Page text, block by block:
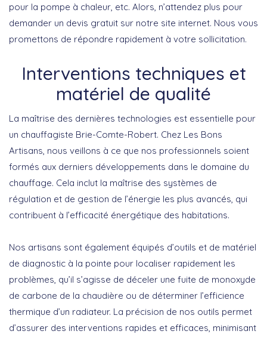
pour la pompe à chaleur, etc. Alors, n’attendez plus pour
demander un devis gratuit sur notre site internet. Nous vous
promettons de répondre rapidement à votre sollicitation.
Interventions techniques et
matériel de qualité
La maîtrise des dernières technologies est essentielle pour
un chauffagiste Brie-Comte-Robert. Chez Les Bons
Artisans, nous veillons à ce que nos professionnels soient
formés aux derniers développements dans le domaine du
chauffage. Cela inclut la maîtrise des systèmes de
régulation et de gestion de l’énergie les plus avancés, qui
contribuent à l’efficacité énergétique des habitations.
Nos artisans sont également équipés d’outils et de matériel
de diagnostic à la pointe pour localiser rapidement les
problèmes, qu’il s’agisse de déceler une fuite de monoxyde
de carbone de la chaudière ou de déterminer l’efficience
thermique d’un radiateur. La précision de nos outils permet
d’assurer des interventions rapides et efficaces, minimisant